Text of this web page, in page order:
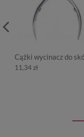
Cążki wycinacz do
11,34 zł